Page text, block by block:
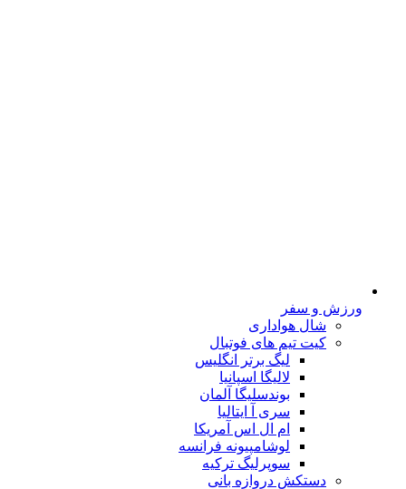
ورزش و سفر
شال هواداری
کیت تیم های فوتبال
لیگ برتر انگلیس
لالیگا اسپانیا
بوندسلیگا آلمان
سری آ ایتالیا
ام ال اس آمریکا
لوشامپیونه فرانسه
سوپرلیگ ترکیه
دستکش دروازه بانی